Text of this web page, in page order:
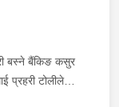
गरेको चालक
अन्दाजी-२९ को
नं. को
५ बस्ने
बस्ने बैंकिङ कसुर
प्रहरी टोलीले